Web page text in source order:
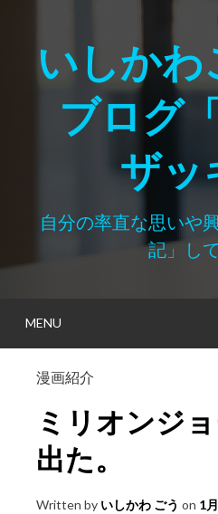
contentいしかわ
ブログ
ザッ
自分の率直な思いや
記」し
MENU
漫画紹介
ミリオンジ
出た。
Written by いしかわ ごう on 1